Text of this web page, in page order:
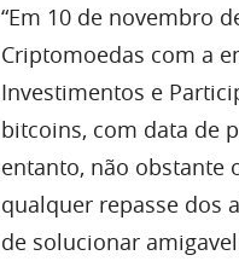
“Em 10 de novembro
Criptomoedas com a
Investimentos e
bitcoins, com data de
entanto, não obstante
qualquer repasse dos
de solucionar